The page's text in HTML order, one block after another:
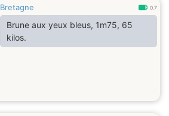
Bretagne 0.7
Brune aux yeux bleus, 1m75, 65
kilos.